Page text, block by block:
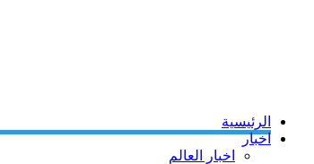
الرئيسية
اخبار
اخبار العالم